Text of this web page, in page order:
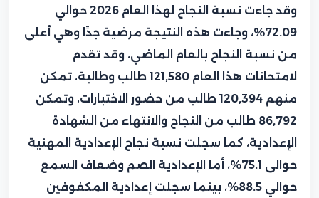
وقد جاءت نسبة النجاح لهذا العام 2026 حوالي
72.09%، وجاءت هذه النتيجة مرضية جدًا وهي أعلى
من نسبة النجاح بالعام الماضي، وقد تقدم
لامتحانات هذا العام 121,580 طالب وطالبة، تمكن
منهم 120,394 طالب من حضور الاختبارات، وتمكن
86,792 طالب من النجاح والانتهاء من الشهادة
الإعدادية، كما سجلت نسبة نجاح الإعدادية المهنية
حوالى 75.1%، أما الإعدادية الصم وضعاف السمع
حوالي 88.5%، بينما سجلت إعدادية المكفوفين